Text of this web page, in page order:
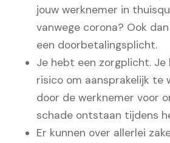
jouw werknemer in
vanwege corona? Ook
een doorbetalingsplicht.
Je hebt een zorgplicht.
risico om aansprakelijk te
door de werknemer voor
schade ontstaan tijdens
Er kunnen over allerlei